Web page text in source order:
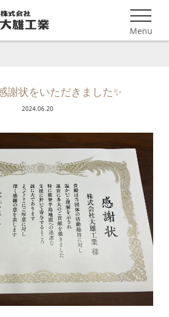
Menu
謝状をいただきました✨
2024.06.20